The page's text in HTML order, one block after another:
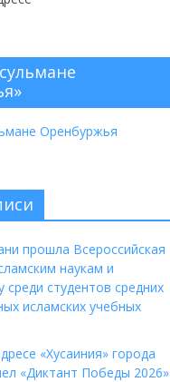
прошла Всероссийская
наукам и
среди студентов средних
исламских учебных
«Хусаиния» города
«Диктант Победы 2026»